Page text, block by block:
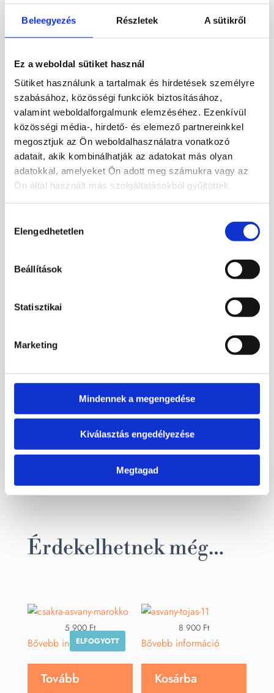
Beleegyezés Részletek A sütikről
Ez a weboldal sütiket használ
Sütiket használunk a tartalmak és hirdetések személyre
szabásához, közösségi funkciók biztosításához,
valamint weboldalforgalmunk elemzéséhez. Ezenkívül
közösségi média-, hirdető- és elemező partnereinkkel
megosztjuk az Ön weboldalhasználatra vonatkozó
adatait, akik kombinálhatják az adatokat más olyan
adatokkal, amelyeket Ön adott meg számukra vagy az
Ön által használt más szolgáltatásokból gyűjtöttek.
kiválasztása
Elengedhetetlen
Beállítások
Statisztikai
Marketing
Mindennek a megengedése
Kiválasztás engedélyezése
Megtagad
Leírás
kosárkában, díszítéssel.
2 db ametiszt tojás, 3-3 cm
1 db kvarc tojás 3 cm
Húsvéti dekoráció.
Bővebb információ
Kosárba
Érdekelhetnek még…
ELFOGYOTT
5 900 Ft
Bővebb információ
Tovább
8 900 Ft
Bővebb információ
Kosárba